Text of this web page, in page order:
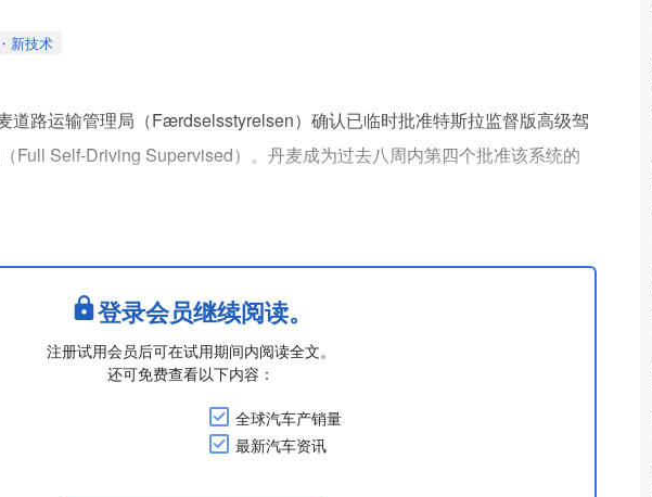
新技术
道路运输管理局（Færdselsstyrelsen）确认已临时批准特斯拉监督版高级驾
Full Self-Driving Supervised）。丹麦成为过去八周内第四个批准该系统的
登录会员继续阅读。
注册试用会员后可在试用期间内阅读全文。
还可免费查看以下内容：
全球汽车产销量
最新汽车资讯